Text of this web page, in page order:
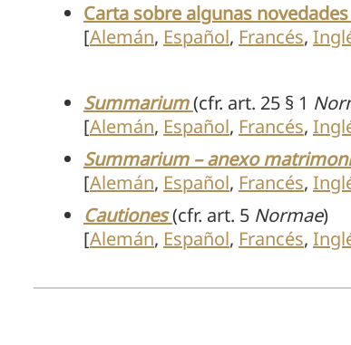
Carta sobre algunas
[Alemán, Español, Francés,
Summarium(cfr. art. 25 § 1
[Alemán, Español, Francés,
Summarium – anexo
[Alemán, Español, Francés,
Cautiones(cfr. art. 5 Normae)
[Alemán, Español, Francés,